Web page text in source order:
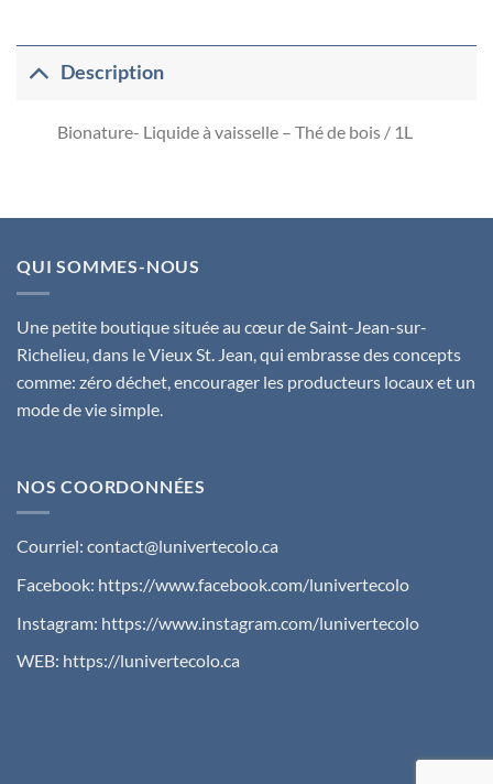
Description
Bionature- Liquide à vaisselle – Thé de bois / 1L
QUI SOMMES-NOUS
Une petite boutique située au cœur de Saint-Jean-sur-
Richelieu, dans le Vieux St. Jean, qui embrasse des concepts
comme: zéro déchet, encourager les producteurs locaux et un
mode de vie simple.
NOS COORDONNÉES
Courriel: contact@lunivertecolo.ca
Facebook: https://www.facebook.com/lunivertecolo
Instagram: https://www.instagram.com/lunivertecolo
WEB: https://lunivertecolo.ca